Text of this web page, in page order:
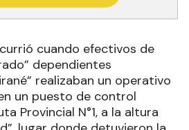
cuando efectivos de
dependientes
realizaban un operativo
un puesto de control
Provincial N°1, a la altura